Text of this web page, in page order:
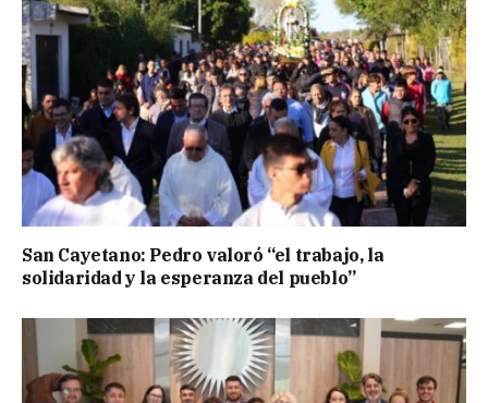
San Cayetano: Pedro valoró “el trabajo, la
solidaridad y la esperanza del pueblo”